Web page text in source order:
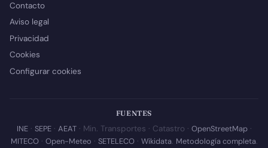
Contacto
Aviso legal
Privacidad
Cookies
Configurar cookies
FUENTES
INE· SEPE· AEAT· Min. Transportes · Catastro · OpenStreetMap·
MITECO· Open-Meteo · SETELECO· Wikidata. Metodología completa.